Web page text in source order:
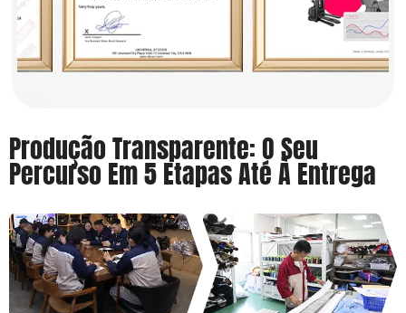
Produção Transparente: O Seu
Percurso Em 5 Etapas Até À Entrega